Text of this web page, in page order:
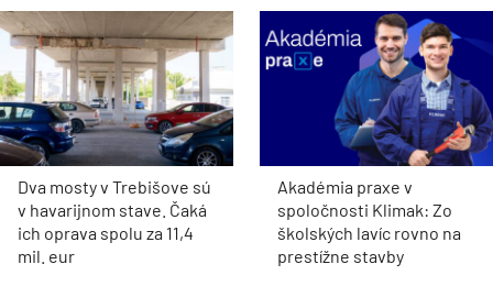
Dva mosty v Trebišove sú
v havarijnom stave. Čaká
ich oprava spolu za 11,4
mil. eur
Akadémia praxe v
spoločnosti Klimak: Zo
školských lavíc rovno na
prestížne stavby